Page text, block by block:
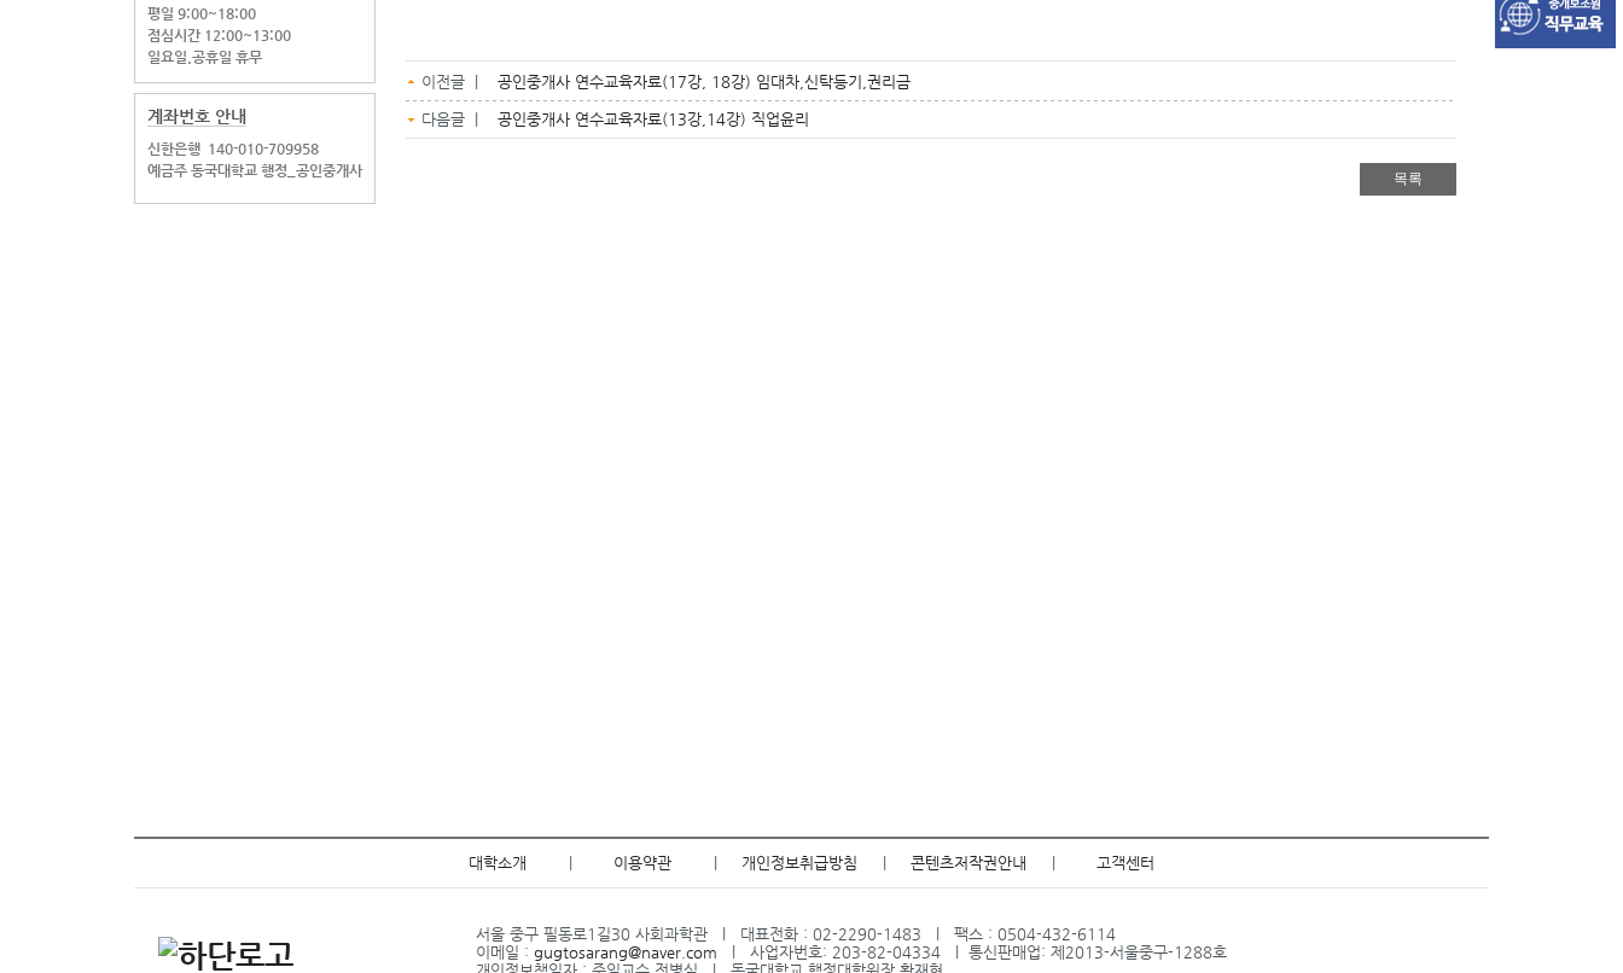
평일 9:00~18:00
점심시간 12:00~13:00
일요일.공휴일 휴무
계좌번호 안내
신한은행 140-010-709958
예금주 동국대학교 행정_공인중개사
이전글 | 공인중개사 연수교육자료(17강, 18강) 임대차,신탁등기,권리금
다음글 | 공인중개사 연수교육자료(13강,14강) 직업윤리
목록
대학소개 이용약관 개인정보취급방침 콘텐츠저작권안내 고객센터
서울 중구 필동로1길30 사회과학관 l 대표전화 : 02-2290-1483 l 팩스 : 0504-432-6114
이메일 : gugtosarang@naver.com l 사업자번호: 203-82-04334 l 통신판매업: 제2013-서울중구-1288호